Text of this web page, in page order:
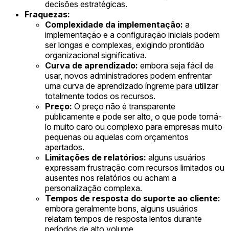
decisões estratégicas.
Fraquezas:
Complexidade da implementação: a
implementação e a configuração iniciais podem
ser longas e complexas, exigindo prontidão
organizacional significativa.
Curva de aprendizado: embora seja fácil de
usar, novos administradores podem enfrentar
uma curva de aprendizado íngreme para utilizar
totalmente todos os recursos.
Preço: O preço não é transparente
publicamente e pode ser alto, o que pode torná-
lo muito caro ou complexo para empresas muito
pequenas ou aquelas com orçamentos
apertados.
Limitações de relatórios: alguns usuários
expressam frustração com recursos limitados ou
ausentes nos relatórios ou acham a
personalização complexa.
Tempos de resposta do suporte ao cliente:
embora geralmente bons, alguns usuários
relatam tempos de resposta lentos durante
períodos de alto volume.